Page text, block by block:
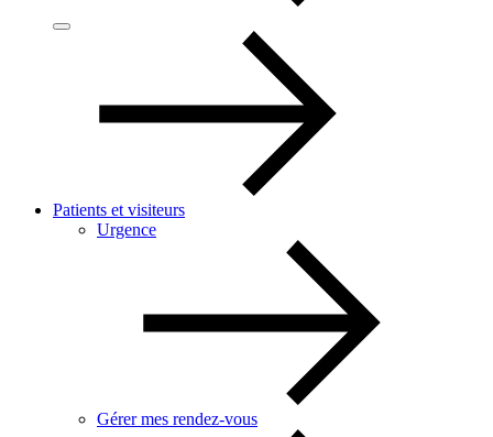
Patients et visiteurs
Urgence
Gérer mes rendez-vous